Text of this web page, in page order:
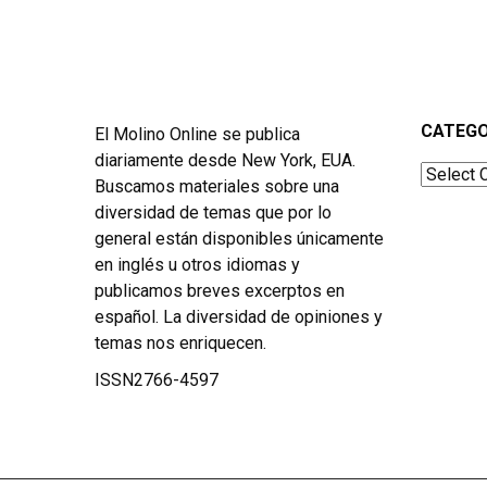
El Molino Online se publica
diariamente desde New York, EUA.
Buscamos materiales sobre una
diversidad de temas que por lo
general están disponibles únicamente
en inglés u otros idiomas y
publicamos breves excerptos en
español. La diversidad de opiniones y
temas nos enriquecen.
ISSN2766-4597